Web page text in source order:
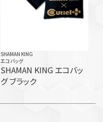
SHAMAN KING
エコバッグ
SHAMAN KING エコバッ
グ ブラック